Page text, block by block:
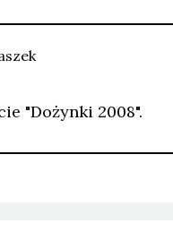
"Dożynki 2008".